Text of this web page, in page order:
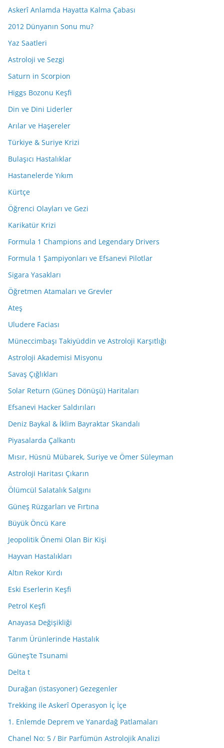
Askerî Anlamda Hayatta Kalma Çabası
2012 Dünyanın Sonu mu?
Yaz Saatleri
Astroloji ve Sezgi
Saturn in Scorpion
Higgs Bozonu Keşfi
Din ve Dini Liderler
Arılar ve Haşereler
Türkiye & Suriye Krizi
Bulaşıcı Hastalıklar
Hastanelerde Yıkım
Kürtçe
Öğrenci Olayları ve Gezi
Karikatür Krizi
Formula 1 Champions and Legendary Drivers
Formula 1 Şampiyonları ve Efsanevi Pilotlar
Sigara Yasakları
Öğretmen Atamaları ve Grevler
Ateş
Uludere Faciası
Müneccimbaşı Takiyüddin ve Astroloji Karşıtlığı
Astroloji Akademisi Misyonu
Savaş Çığlıkları
Solar Return (Güneş Dönüşü) Haritaları
Efsanevi Hacker Saldırıları
Deniz Baykal & İklim Bayraktar Skandalı
Piyasalarda Çalkantı
Mısır, Hüsnü Mübarek, Suriye ve Ömer Süleyman
Astroloji Haritası Çıkarın
Ölümcül Salatalık Salgını
Güneş Rüzgarları ve Fırtına
Büyük Öncü Kare
Jeopolitik Önemi Olan Bir Kişi
Hayvan Hastalıkları
Altın Rekor Kırdı
Eski Eserlerin Keşfi
Petrol Keşfi
Anayasa Değişikliği
Tarım Ürünlerinde Hastalık
Güneş’te Tsunami
Delta t
Durağan (istasyoner) Gezegenler
Trekking ile Askerî Operasyon İç İçe
1. Enlemde Deprem ve Yanardağ Patlamaları
Chanel No: 5 / Bir Parfümün Astrolojik Analizi